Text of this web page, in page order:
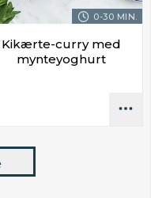
0-30 MIN.
Kikærte-curry med
mynteyoghurt